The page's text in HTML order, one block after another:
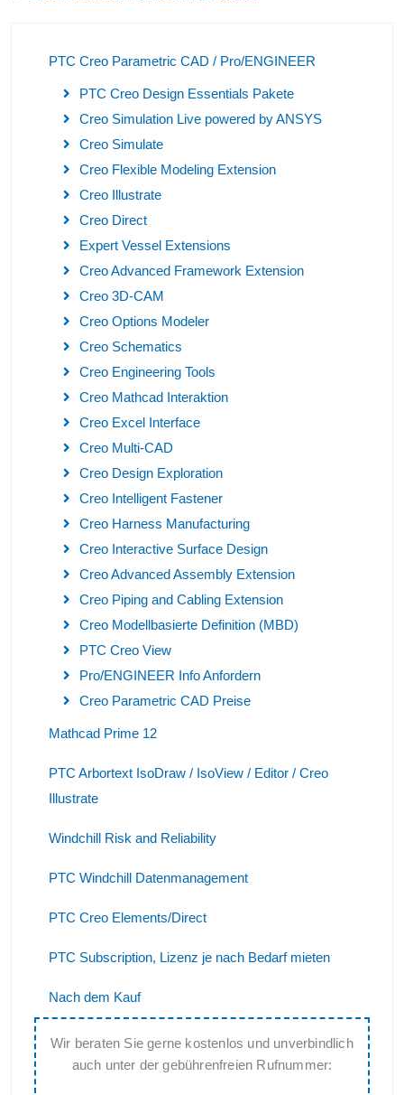
PTC Creo Parametric CAD / Pro/ENGINEER
PTC Creo Design Essentials Pakete
Creo Simulation Live powered by ANSYS
Creo Simulate
Creo Flexible Modeling Extension
Creo Illustrate
Creo Direct
Expert Vessel Extensions
Creo Advanced Framework Extension
Creo 3D-CAM
Creo Options Modeler
Creo Schematics
Creo Engineering Tools
Creo Mathcad Interaktion
Creo Excel Interface
Creo Multi-CAD
Creo Design Exploration
Creo Intelligent Fastener
Creo Harness Manufacturing
Creo Interactive Surface Design
Creo Advanced Assembly Extension
Creo Piping and Cabling Extension
Creo Modellbasierte Definition (MBD)
PTC Creo View
Pro/ENGINEER Info Anfordern
Creo Parametric CAD Preise
Mathcad Prime 12
PTC Arbortext IsoDraw / IsoView / Editor / Creo
Illustrate
Windchill Risk and Reliability
PTC Windchill Datenmanagement
PTC Creo Elements/Direct
PTC Subscription, Lizenz je nach Bedarf mieten
Nach dem Kauf
Wir beraten Sie gerne kostenlos und unverbindlich
auch unter der gebührenfreien Rufnummer: